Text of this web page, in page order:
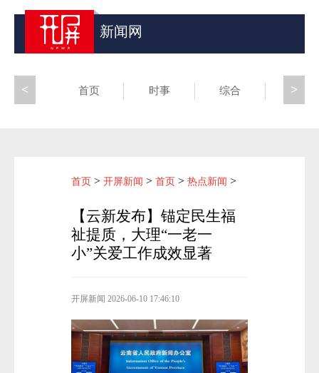
新闻网
首页 时事 综合 昆滇
>
<
首页 > 开屏新闻 > 首页 > 热点新闻 >
【云新发布】锚定民生福
祉提质，大理“一老一
小”关爱工作成效显著
开屏新闻 2026-06-10 17:46:10